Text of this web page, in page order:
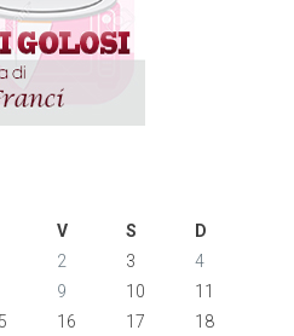
V S
D
2 3
4
9 10
11
16 17
18